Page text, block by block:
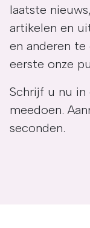
laatste
artikelen en
en anderen
eerste onze
Schrijf u nu
meedoen.
seconden.